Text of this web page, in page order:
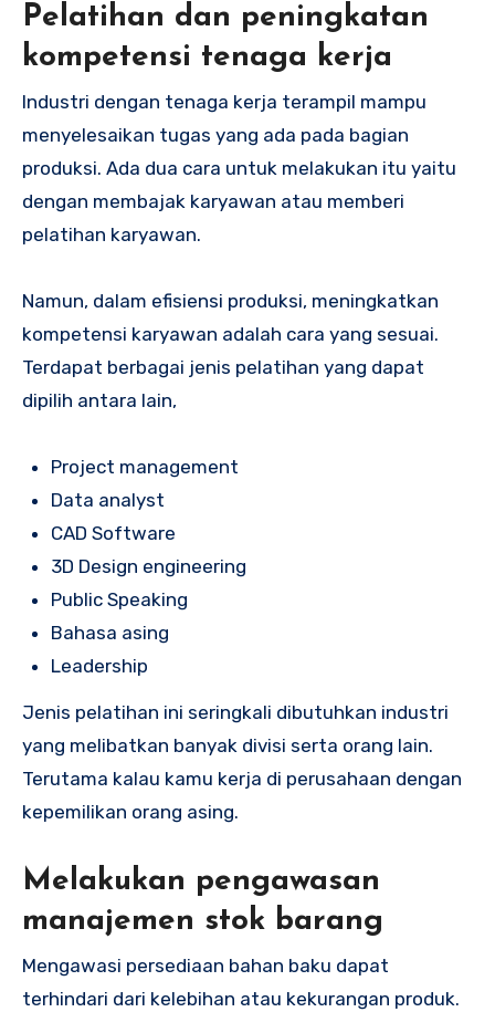
Pelatihan dan peningkatan
kompetensi tenaga kerja
Industri dengan tenaga kerja terampil mampu
menyelesaikan tugas yang ada pada bagian
produksi. Ada dua cara untuk melakukan itu yaitu
dengan membajak karyawan atau memberi
pelatihan karyawan.
Namun, dalam efisiensi produksi, meningkatkan
kompetensi karyawan adalah cara yang sesuai.
Terdapat berbagai jenis pelatihan yang dapat
dipilih antara lain,
Project management
Data analyst
CAD Software
3D Design engineering
Public Speaking
Bahasa asing
Leadership
Jenis pelatihan ini seringkali dibutuhkan industri
yang melibatkan banyak divisi serta orang lain.
Terutama kalau kamu kerja di perusahaan dengan
kepemilikan orang asing.
Melakukan pengawasan
manajemen stok barang
Mengawasi persediaan bahan baku dapat
terhindari dari kelebihan atau kekurangan produk.